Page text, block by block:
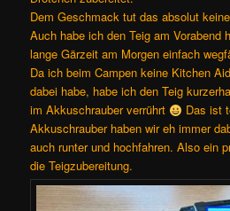
Dem Geschmack tut das absolut
Auch habe ich den Teig am Vorabend
lange Gärzeit am Morgen einfach
Da ich beim Campen keine Kitchen
dabei habe, habe ich den Teig
im Akkuschrauber verrührt
Das ist
Akkuschrauber haben wir eh immer
auch runter und hochfahren. Also ein
die Teigzubereitung.